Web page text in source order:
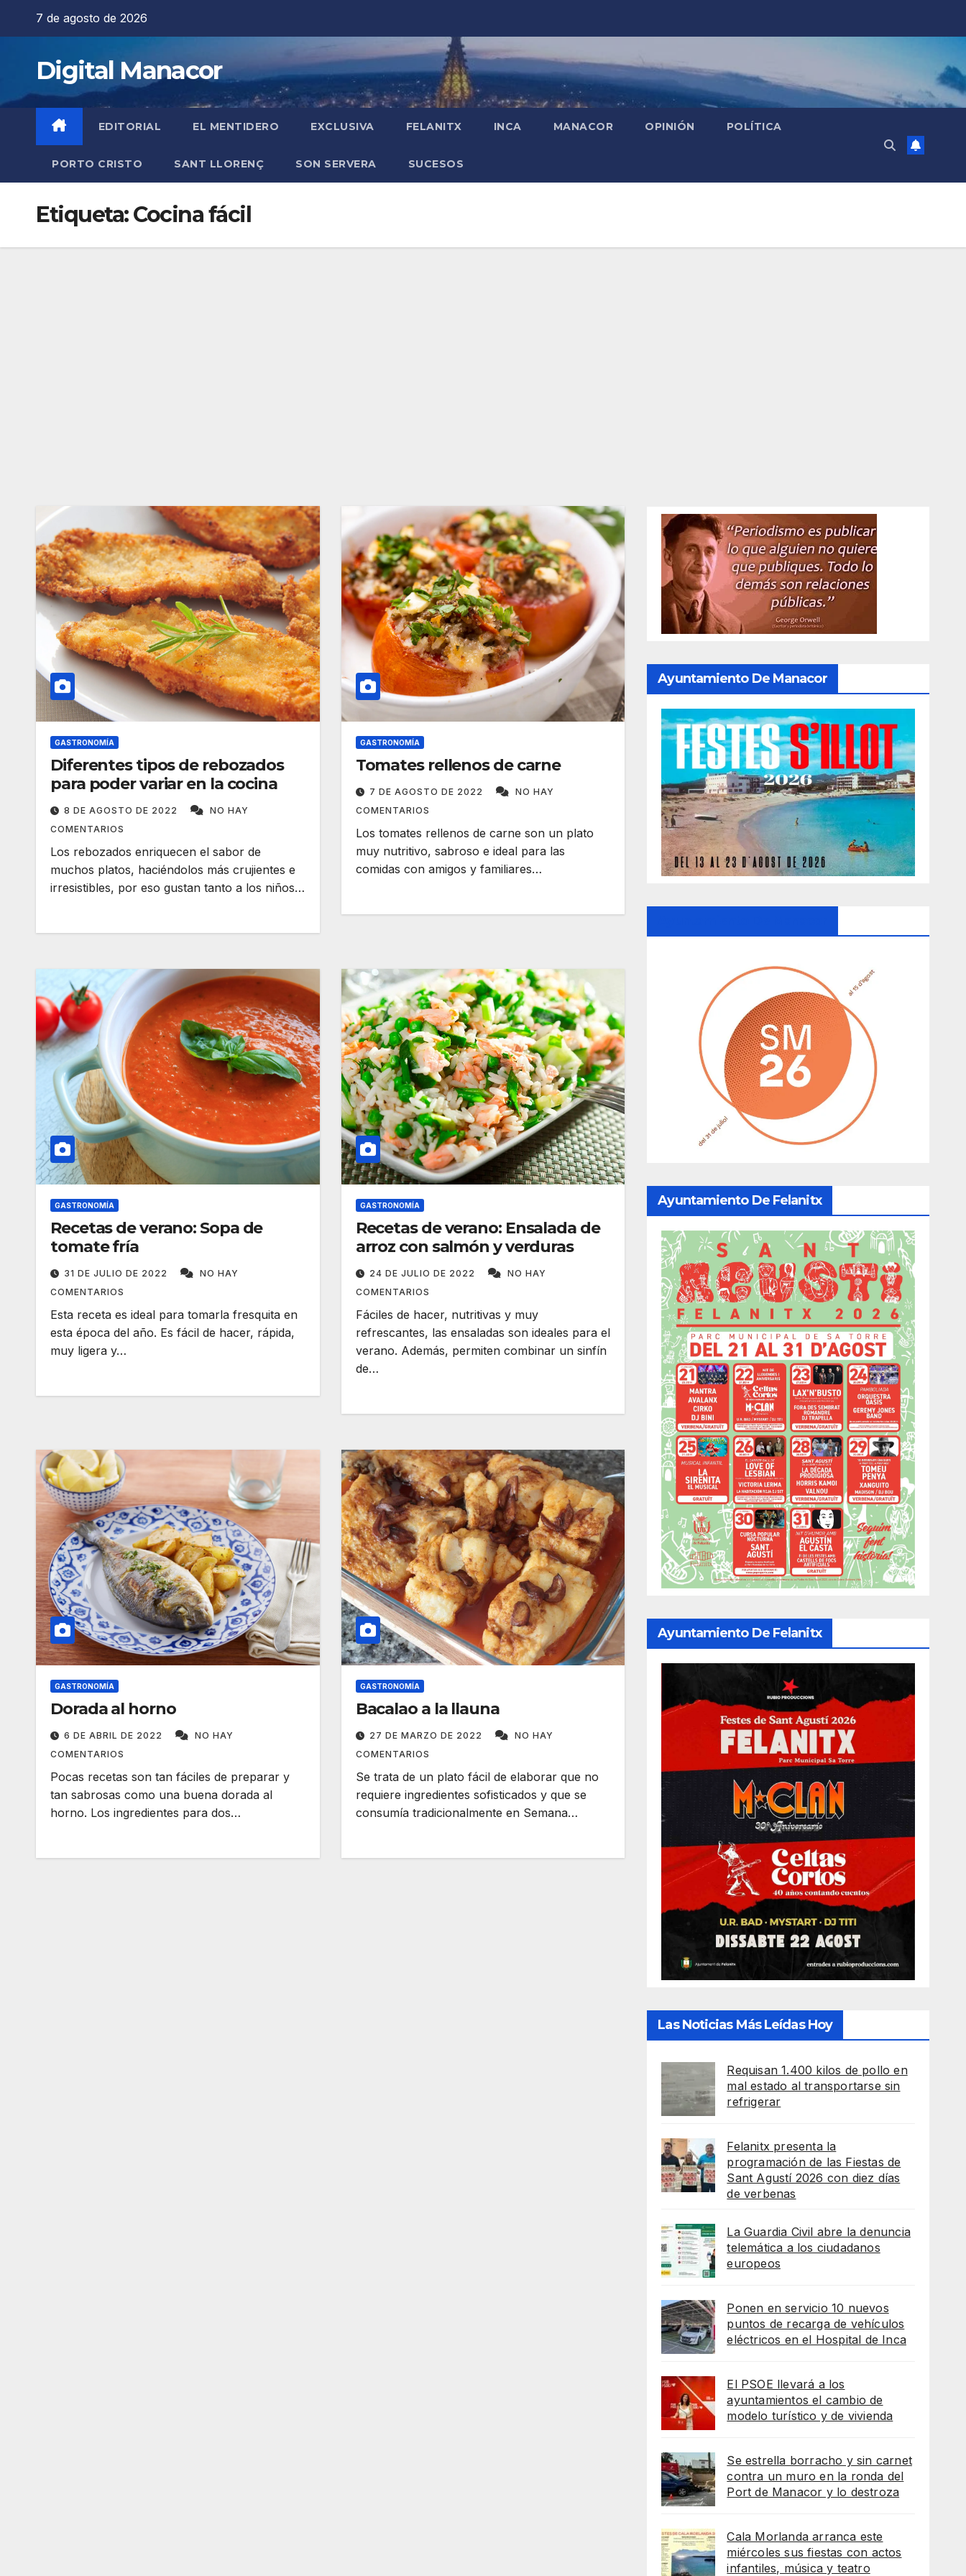
7 de agosto de 2026
Digital Manacor
EDITORIAL EL MENTIDERO EXCLUSIVA FELANITX INCA MANACOR OPINIÓN POLÍTICA
PORTO CRISTO SANT LLORENÇ SON SERVERA SUCESOS
Etiqueta:Cocina fácil
GASTRONOMÍA
Diferentes tipos de rebozados
para poder variar en la cocina
8 DE AGOSTO DE 2022
NO HAY
COMENTARIOS
Los rebozados enriquecen el sabor de
muchos platos, haciéndolos más crujientes e
irresistibles, por eso gustan tanto a los niños…
GASTRONOMÍA
Tomates rellenos de carne
7 DE AGOSTO DE 2022
NO HAY
COMENTARIOS
Los tomates rellenos de carne son un plato
muy nutritivo, sabroso e ideal para las
comidas con amigos y familiares…
GASTRONOMÍA
Recetas de verano: Sopa de
tomate fría
31 DE JULIO DE 2022
NO HAY
COMENTARIOS
Esta receta es ideal para tomarla fresquita en
esta época del año. Es fácil de hacer, rápida,
muy ligera y…
GASTRONOMÍA
Recetas de verano: Ensalada de
arroz con salmón y verduras
24 DE JULIO DE 2022
NO HAY
COMENTARIOS
Fáciles de hacer, nutritivas y muy
refrescantes, las ensaladas son ideales para el
verano. Además, permiten combinar un sinfín
de…
GASTRONOMÍA
Dorada al horno
6 DE ABRIL DE 2022
NO HAY
COMENTARIOS
Pocas recetas son tan fáciles de preparar y
tan sabrosas como una buena dorada al
horno. Los ingredientes para dos…
GASTRONOMÍA
Bacalao a la llauna
27 DE MARZO DE 2022
NO HAY
COMENTARIOS
Se trata de un plato fácil de elaborar que no
requiere ingredientes sofisticados y que se
consumía tradicionalmente en Semana…
Ayuntamiento De Manacor
Ayuntamiento De Felanitx
Ayuntamiento De Felanitx
Las Noticias Más Leídas Hoy
Requisan 1.400 kilos de pollo en
mal estado al transportarse sin
refrigerar
Felanitx presenta la
programación de las Fiestas de
Sant Agustí 2026 con diez días
de verbenas
La Guardia Civil abre la denuncia
telemática a los ciudadanos
europeos
Ponen en servicio 10 nuevos
puntos de recarga de vehículos
eléctricos en el Hospital de Inca
El PSOE llevará a los
ayuntamientos el cambio de
modelo turístico y de vivienda
Se estrella borracho y sin carnet
contra un muro en la ronda del
Port de Manacor y lo destroza
Cala Morlanda arranca este
miércoles sus fiestas con actos
infantiles, música y teatro